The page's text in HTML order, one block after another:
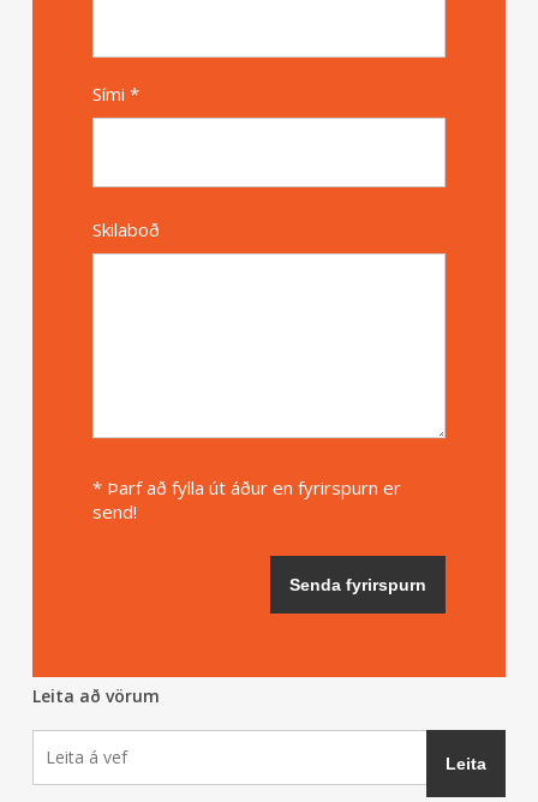
Sími *
Skilaboð
* Þarf að fylla út áður en fyrirspurn er
send!
Leita að vörum